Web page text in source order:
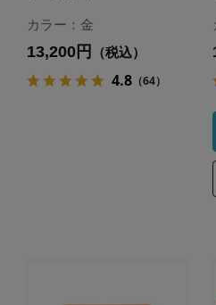
カラー：金
13,200円 （税込）
4.8（64）